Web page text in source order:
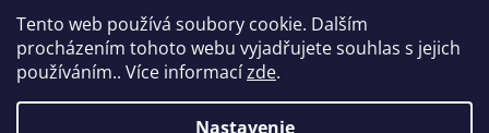
Tento web používá soubory cookie. Dalším
procházením tohoto webu vyjadřujete souhlas s jejich
používáním.. Více informacízde.
Nastavenie